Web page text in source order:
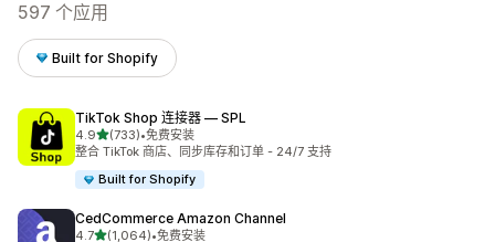
597 个应用
Built for Shopify
TikTok Shop 连接器 — SPL
4.9星（满分 5 星）
(733)
总共 733 条评论
•免费安装
整合 TikTok 商店、同步库存和订单 - 24/7 支持
Built for Shopify
CedCommerce Amazon Channel
4.7星（满分 5 星）
(1,064)•免费安装